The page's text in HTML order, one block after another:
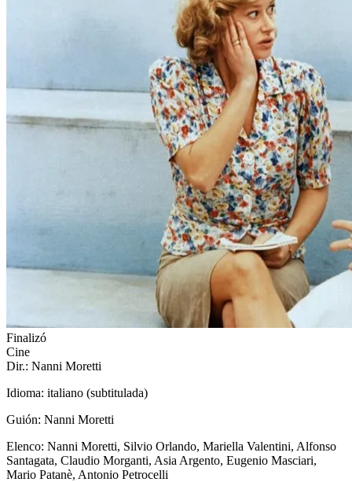
Finalizó
Cine
Dir.: Nanni Moretti
Idioma: italiano (subtitulada)
Guión: Nanni Moretti
Elenco: Nanni Moretti, Silvio Orlando, Mariella Valentini, Alfonso
Santagata, Claudio Morganti, Asia Argento, Eugenio Masciari,
Mario Patanè, Antonio Petrocelli